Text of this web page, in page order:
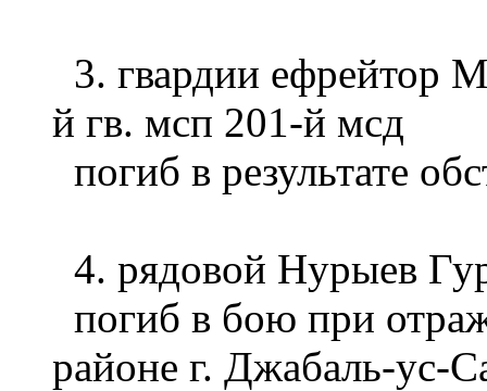
3. гвардии ефрейтор
й гв. мсп 201-й мсд
погиб в результате
4. рядовой Нурыев
погиб в бою при
районе г. Джабаль-ус-